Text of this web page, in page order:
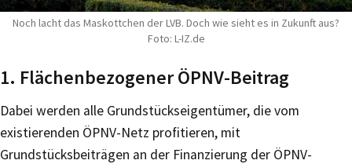
Noch lacht das Maskottchen der LVB. Doch wie sieht es in Zukunft aus?
Foto: L-IZ.de
1. Flächenbezogener ÖPNV-Beitrag
Dabei werden alle Grundstückseigentümer, die vom
existierenden ÖPNV-Netz profitieren, mit
Grundstücksbeiträgen an der Finanzierung der ÖPNV-